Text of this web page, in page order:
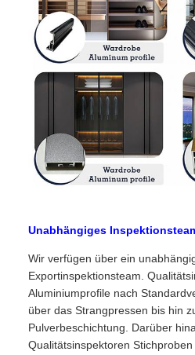
Unabhängiges
Wir verfügen über ein
Exportinspektionsteam.
Aluminiumprofile nach
über das Strangpressen bis hin
Pulverbeschichtung. Darüber
Qualitätsinspektoren